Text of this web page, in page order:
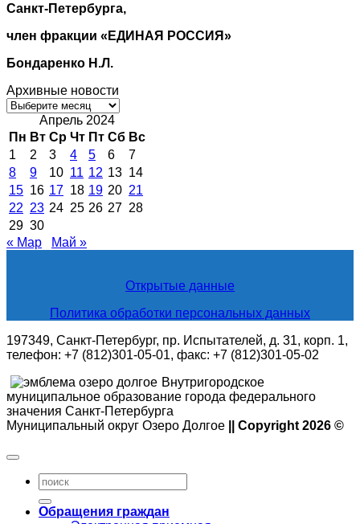
Санкт-Петербурга,
член фракции «ЕДИНАЯ РОССИЯ»
Бондаренко Н.Л.
Архивные новости
Архивные
новостиАпрель 2024
Пн Вт Ср Чт Пт Сб Вс
1
2 3 4 5 6
7
8
9 10 11 12 13 14
15 16 17 18 19 20 21
22 23 24 25 26 27 28
29 30
« Мар
Май »
Открытые данные
Политика обработки персональных данных
197349, Санкт-Петербург, пр. Испытателей, д. 31, корп. 1,
телефон: +7 (812)301-05-01, факс: +7 (812)301-05-02
Внутригородское
муниципальное образование города федерального
значения Санкт-Петербурга
Муниципальный округ Озеро Долгое
|| Copyright 2026 ©
Обращения граждан